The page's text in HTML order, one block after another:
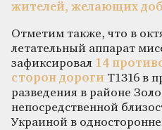
жителей, желающих
Отметим также, что в
летательный аппарат
зафиксировал 14
сторон дороги Т1316 в
разведения в районе
непосредственной
Украиной в